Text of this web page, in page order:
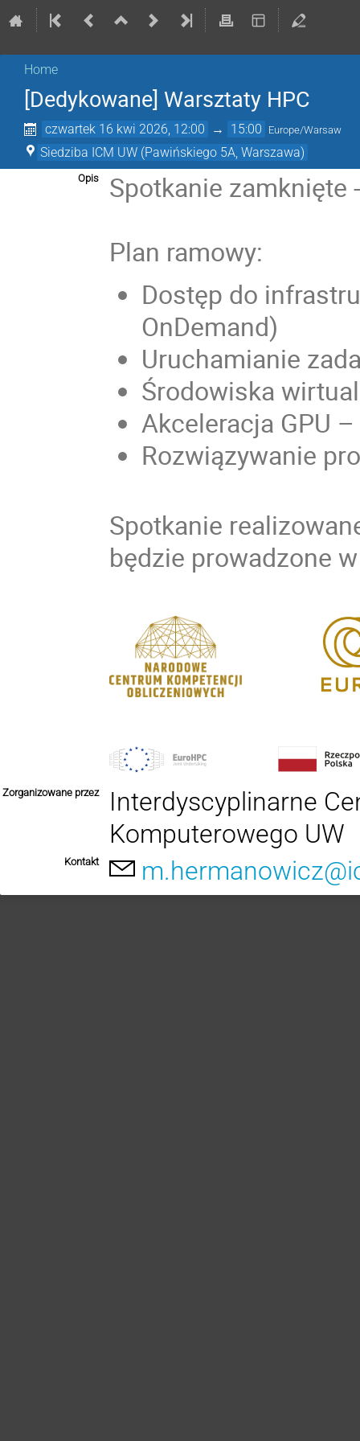
Home
[Dedykowane] Warsztaty HPC
czwartek 16 kwi 2026, 12:00 → 15:00 Europe/Warsaw
Siedziba ICM UW (Pawińskiego 5A, Warszawa)
Opis
Spotkanie zamknięte
Plan ramowy:
Dostęp do
OnDemand)
Uruchamianie
Środowiska
Akceleracja GPU
Rozwiązywanie
Spotkanie
będzie prowadzone
Zorganizowane przez
Interdyscyplinarne
Komputerowego UW
Kontakt